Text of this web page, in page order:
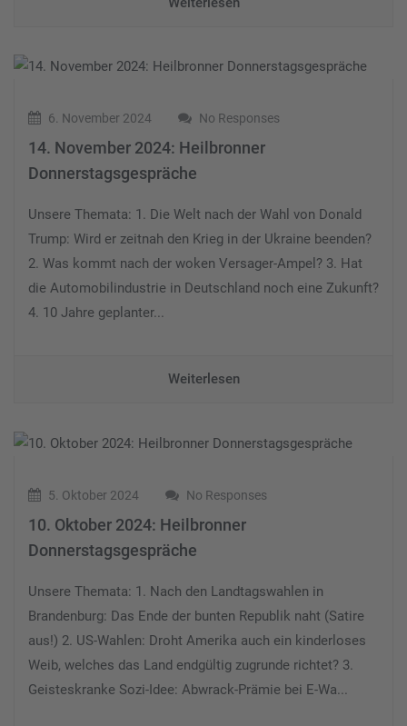
6. November 2024 No Responses
14. November 2024: Heilbronner
Donnerstagsgespräche
Unsere Themata: 1. Die Welt nach der Wahl von Donald
Trump: Wird er zeitnah den Krieg in der Ukraine beenden?
2. Was kommt nach der woken Versager-Ampel? 3. Hat
die Automobilindustrie in Deutschland noch eine Zukunft?
4. 10 Jahre geplanter...
Weiterlesen
5. Oktober 2024 No Responses
10. Oktober 2024: Heilbronner
Donnerstagsgespräche
Unsere Themata: 1. Nach den Landtagswahlen in
Brandenburg: Das Ende der bunten Republik naht (Satire
aus!) 2. US-Wahlen: Droht Amerika auch ein kinderloses
Weib, welches das Land endgültig zugrunde richtet? 3.
Geisteskranke Sozi-Idee: Abwrack-Prämie bei E-Wa...